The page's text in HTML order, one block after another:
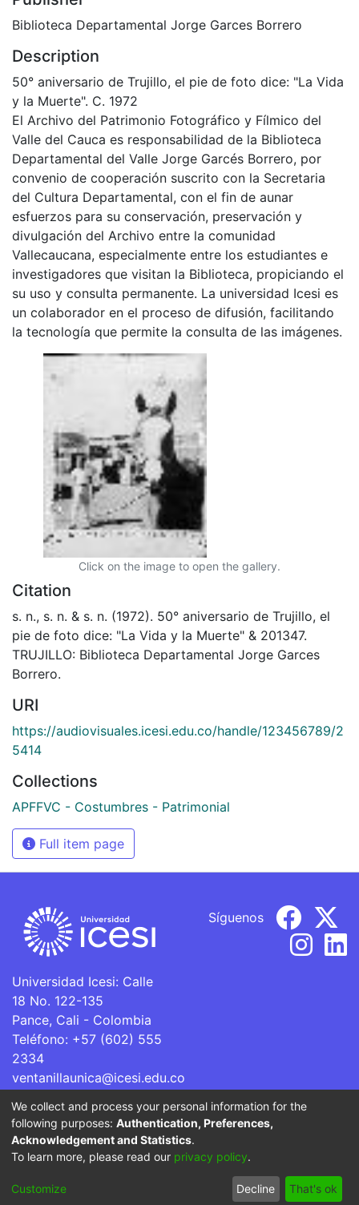
Biblioteca Departamental Jorge Garces Borrero
Description
50° aniversario de Trujillo, el pie de foto dice: "La Vida
y la Muerte". C. 1972
El Archivo del Patrimonio Fotográfico y Fílmico del
Valle del Cauca es responsabilidad de la Biblioteca
Departamental del Valle Jorge Garcés Borrero, por
convenio de cooperación suscrito con la Secretaria
del Cultura Departamental, con el fin de aunar
esfuerzos para su conservación, preservación y
divulgación del Archivo entre la comunidad
Vallecaucana, especialmente entre los estudiantes e
investigadores que visitan la Biblioteca, propiciando el
su uso y consulta permanente. La universidad Icesi es
un colaborador en el proceso de difusión, facilitando
la tecnología que permite la consulta de las imágenes.
Click on the image to open the gallery.
Citation
s. n., s. n. & s. n. (1972). 50° aniversario de Trujillo, el
pie de foto dice: "La Vida y la Muerte" & 201347.
TRUJILLO: Biblioteca Departamental Jorge Garces
Borrero.
URI
https://audiovisuales.icesi.edu.co/handle/123456789/2
5414
Collections
APFFVC - Costumbres - Patrimonial
Full item page
Universidad Icesi: Calle
18 No. 122-135
Pance, Cali - Colombia
Teléfono: +57 (602) 555
2334
ventanillaunica@icesi.edu.co
Síguenos
La Universidad Icesi es una Institución de Educación
Superior que se encuentra sujeta a inspección y vigilancia
por parte del Ministerio de Educación Nacional.
Cookie
End User
Agreement
Send
Feedback
We collect and process your personal information for the
following purposes: Authentication, Preferences,
Acknowledgement and Statistics.
To learn more, please read our privacy policy.
Customize Decline That's ok